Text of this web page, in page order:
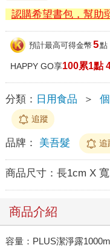
認購希望書包，幫助
預計最高可得金幣 5點
HAPPY GO享100累1點
分類： 日用食品 ＞
追蹤
品牌： 美吾髮 追
商品尺寸： 長1cm X
商品介紹
容量：PLUS潔淨露